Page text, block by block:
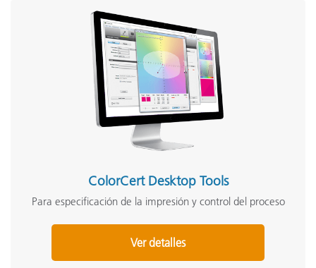
ColorCert Desktop Tools
Para especificación de la impresión y control del proceso
Ver detalles